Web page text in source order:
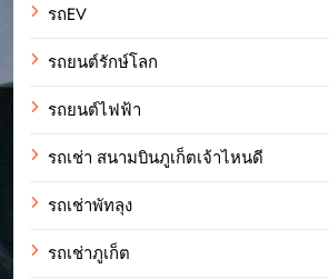
รถEV
รถยนต์รักษ์โลก
รถยนต์ไฟฟ้า
รถเช่า สนามบินภูเก็ตเจ้าไหนดี
รถเช่าพัทลุง
รถเช่าภูเก็ต